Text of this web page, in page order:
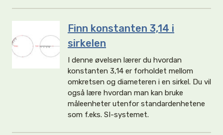
Finn konstanten 3,14 i
sirkelen
I denne øvelsen lærer du hvordan
konstanten 3,14 er forholdet mellom
omkretsen og diameteren i en sirkel. Du vil
også lære hvordan man kan bruke
måleenheter utenfor standardenhetene
som f.eks. SI-systemet.